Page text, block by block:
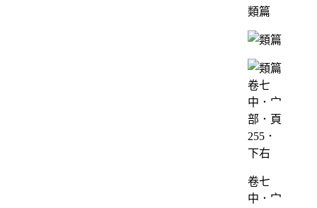
類篇
卷七
中．宀